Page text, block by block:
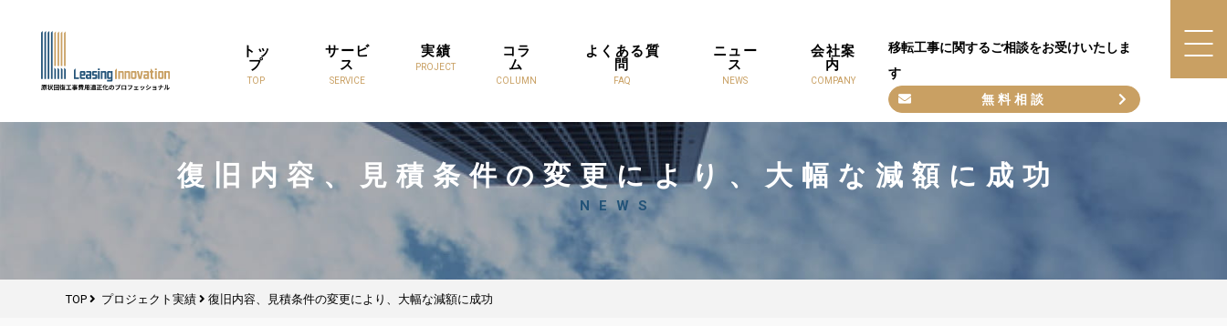
トッ
プ
TOP
サービ
ス
SERVICE
実績
PROJECT
コラ
ム
COLUMN
よくある質
問
FAQ
ニュー
ス
NEWS
会社案
内
COMPANY
移転工事に関するご相談をお受けいたしま
す
無料相談
復旧内容、見積条件の変更により、大幅な減額に成功
NEWS
TOP プロジェクト実績 復旧内容、見積条件の変更により、大幅な減額に成功